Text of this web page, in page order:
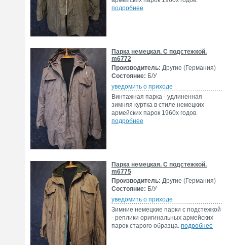
подробнее
Парка немецкая. С подстежкой.
m6772
Производитель: Другие (Германия)
Состояние: Б/У
уведомить о приходе
Винтажная парка - удлиненная
зимняя куртка в стиле немецких
армейских парок 1960х годов.
подробнее
Парка немецкая. С подстежкой.
m6775
Производитель: Другие (Германия)
Состояние: Б/У
уведомить о приходе
Зимние немецкие парки с подстежкой
- реплики оригинальных армейских
парок старого образца. подробнее